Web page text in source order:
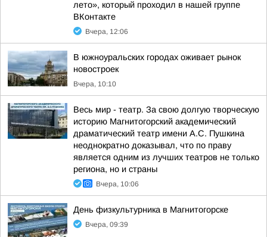
лето», который проходил в нашей группе
ВКонтакте
Вчера, 12:06
В южноуральских городах оживает рынок
новостроек
Вчера, 10:10
Весь мир - театр. За свою долгую творческую
историю Магнитогорский академический
драматический театр имени А.С. Пушкина
неоднократно доказывал, что по праву
является одним из лучших театров не только
региона, но и страны
Вчера, 10:06
День физкультурника в Магнитогорске
Вчера, 09:39